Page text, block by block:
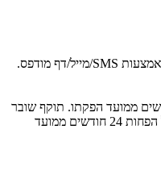
למימוש יש להציג את קוד ה-Gift Card באמצעות SMS/מייל/דף מודפס.
כספי הינו לכל הפחות 60 חודשים ממועד הפקתו. תוקף שובר
לרכישת מוצר או שירות מסויים יהיה לכל הפחות 24 חודשים ממועד